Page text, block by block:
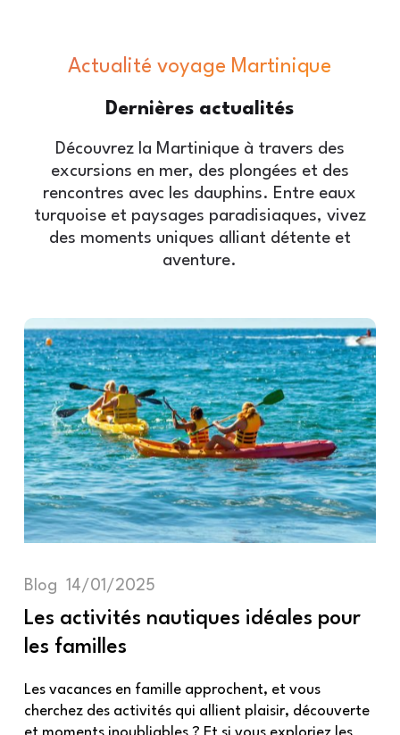
Actualité voyage Martinique
Dernières actualités
Découvrez la Martinique à travers des
excursions en mer, des plongées et des
rencontres avec les dauphins. Entre eaux
turquoise et paysages paradisiaques, vivez
des moments uniques alliant détente et
aventure.
Blog 14/01/2025
Les activités nautiques idéales pour
les familles
Les vacances en famille approchent, et vous
cherchez des activités qui allient plaisir, découverte